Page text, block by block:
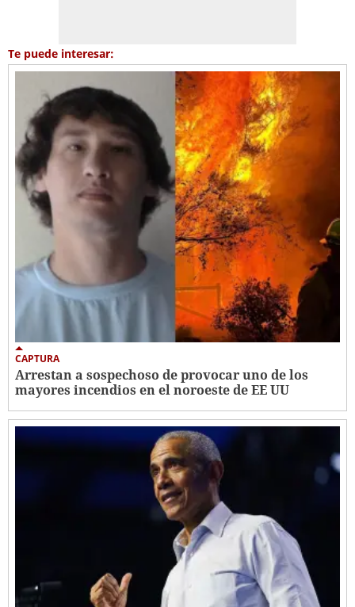
Te puede interesar:
CAPTURA
Arrestan a sospechoso de provocar uno de los
mayores incendios en el noroeste de EE UU